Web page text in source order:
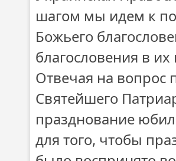
шагом мы идем к
Божьего
благословения в
Отвечая на вопрос
Святейшего
празднование
для того, чтобы